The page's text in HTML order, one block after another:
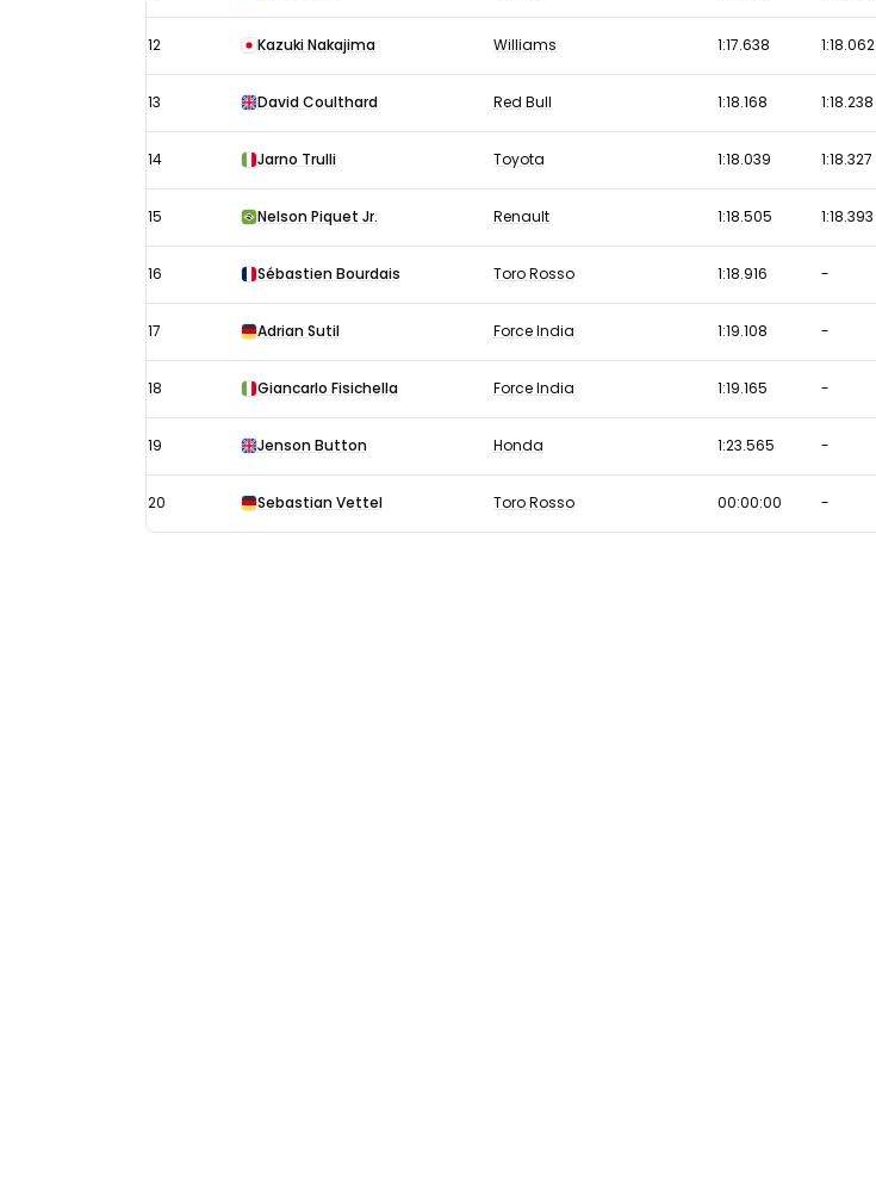
12 Kazuki Nakajima Williams 1:17.638 1:18.062
13 David Coulthard Red Bull 1:18.168 1:18.238
14 Jarno Trulli Toyota 1:18.039 1:18.327
15 Nelson Piquet Jr. Renault 1:18.505 1:18.393
16 Sébastien Bourdais Toro Rosso 1:18.916 -
17 Adrian Sutil Force India 1:19.108 -
18 Giancarlo Fisichella Force India 1:19.165 -
19 Jenson Button Honda 1:23.565 -
20 Sebastian Vettel Toro Rosso 00:00:00 -